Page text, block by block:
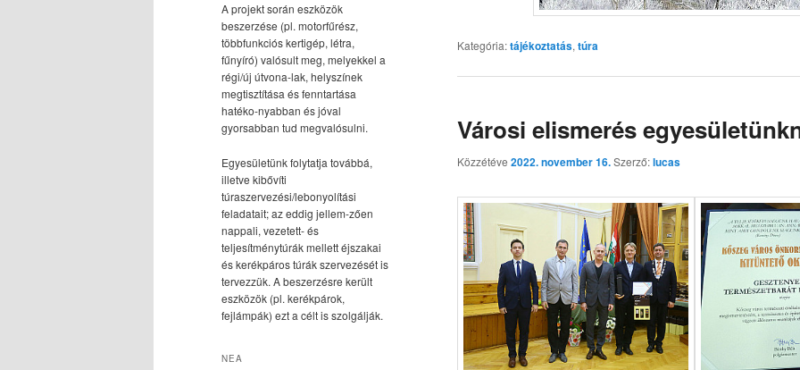
Kategória:tájékoztatás, túra
Városi elismerés
Közzétéve 2022. november 16.Szerző:lucas
A projekt során eszközök
beszerzése (pl. motorfűrész,
többfunkciós kertigép, létra,
fűnyíró) valósult meg, melyekkel a
régi/új útvona-lak, helyszínek
megtisztítása és fenntartása
hatéko-nyabban és jóval
gyorsabban tud megvalósulni.
Egyesületünk folytatja továbbá,
illetve kibővíti
túraszervezési/lebonyolítási
feladatait; az eddig jellem-zően
nappali, vezetett- és
teljesítménytúrák mellett éjszakai
és kerékpáros túrák szervezését is
tervezzük. A beszerzésre került
eszközök (pl. kerékpárok,
fejlámpák) ezt a célt is szolgálják.
NEA